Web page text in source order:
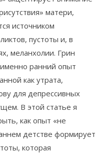
матери,
источником
пустоты и, в
меланхолии. Грин
ранний опыт
как утрата,
для депрессивных
В этой статье я
как опыт «не
детстве формирует
которая